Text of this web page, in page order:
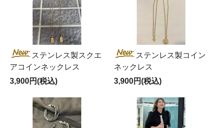
ステンレス製スクエ
アコインネックレス
3,900円(税込)
ステンレス製コイン
ネックレス
3,900円(税込)